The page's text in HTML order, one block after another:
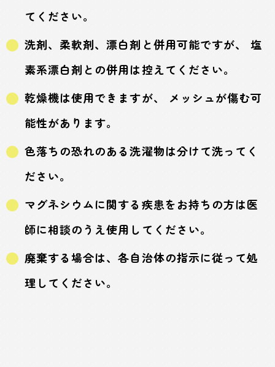
てください。
洗剤、柔軟剤、漂白剤と併用可能ですが、 塩
素系漂白剤との併用は控えてください。
乾燥機は使用できますが、 メッシュが傷む可
能性があります。
色落ちの恐れのある洗濯物は分けて洗ってく
ださい。
マグネシウムに関する疾患をお持ちの方は医
師に相談のうえ使用してください。
廃棄する場合は、各自治体の指示に従って処
理してください。